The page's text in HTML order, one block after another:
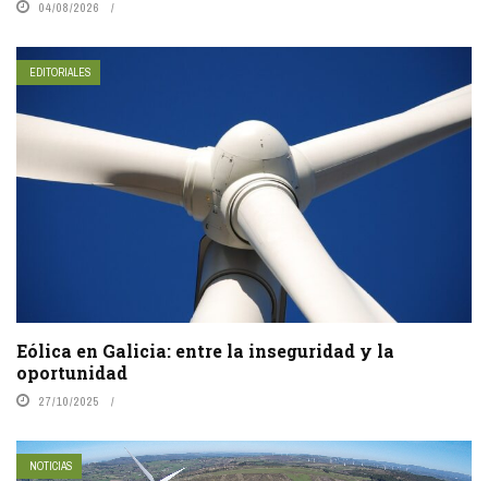
04/08/2026
EDITORIALES
Eólica en Galicia: entre la inseguridad y la
oportunidad
27/10/2025
NOTICIAS